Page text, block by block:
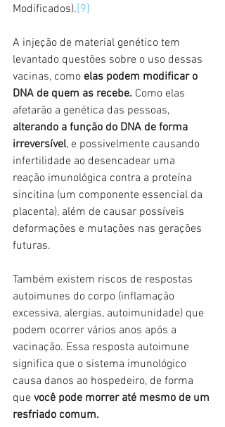
Modificados).[9]
A injeção de material genético tem
levantado questões sobre o uso dessas
vacinas, como elas podem modificar o
DNA de quem as recebe. Como elas
afetarão a genética das pessoas,
alterando a função do DNA de forma
irreversível, e possivelmente causando
infertilidade ao desencadear uma
reação imunológica contra a proteína
sincitina (um componente essencial da
placenta), além de causar possíveis
deformações e mutações nas gerações
futuras.
Também existem riscos de respostas
autoimunes do corpo (inflamação
excessiva, alergias, autoimunidade) que
podem ocorrer vários anos após a
vacinação. Essa resposta autoimune
significa que o sistema imunológico
causa danos ao hospedeiro, de forma
que você pode morrer até mesmo de um
resfriado comum.